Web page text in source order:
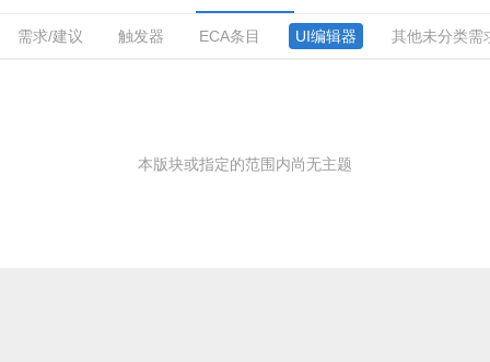
需求/建议 触发器 ECA条目 UI编辑器 其他未分类需
本版块或指定的范围内尚无主题